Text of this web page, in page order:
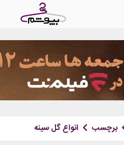
برچسب انواع گل سینه